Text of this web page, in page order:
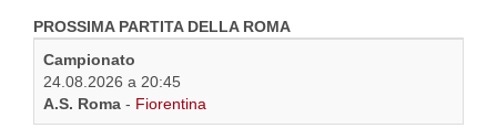
PROSSIMA PARTITA DELLA ROMA
Campionato
24.08.2026 a 20:45
A.S. Roma - Fiorentina